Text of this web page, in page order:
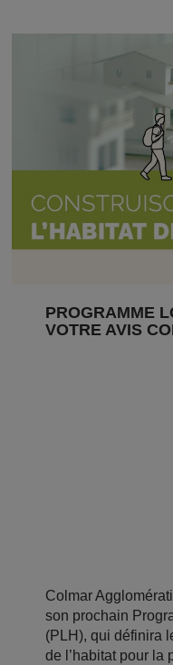
PROGRAMME
VOTRE AVIS
Colmar
son prochain
(PLH), qui définira
de l’habitat pour la